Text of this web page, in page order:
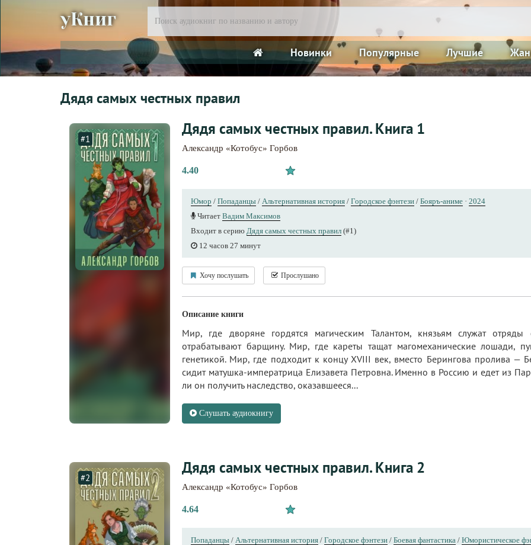
уКниг
Новинки Популярные Лучшие
Дядя самых честных правил
#1
Дядя самых честных правил. Книга 1
Александр «Котобус» Горбов
4.40
Юмор / Попаданцы / Альтернативная история / Городское фэнтези / Бояръ-аниме · 2024
Читает Вадим Максимов
Входит в серию Дядя самых честных правил (#1)
12 часов 27 минут
Хочу послушать Прослушано
Описание книги
Мир, где дворяне гордятся магическим Талантом, князьям служат
отрабатывают барщину. Мир, где кареты тащат магомеханические лошади,
генетикой. Мир, где подходит к концу XVIII век, вместо Берингова пролива —
сидит матушка-императрица Елизавета Петровна. Именно в Россию и едет из
ли он получить наследство, оказавшееся...
Слушать аудиокнигу
#2
Дядя самых честных правил. Книга 2
Александр «Котобус» Горбов
4.64
Попаданцы / Альтернативная история / Городское фэнтези / Боевая фантастика / Юмористическое